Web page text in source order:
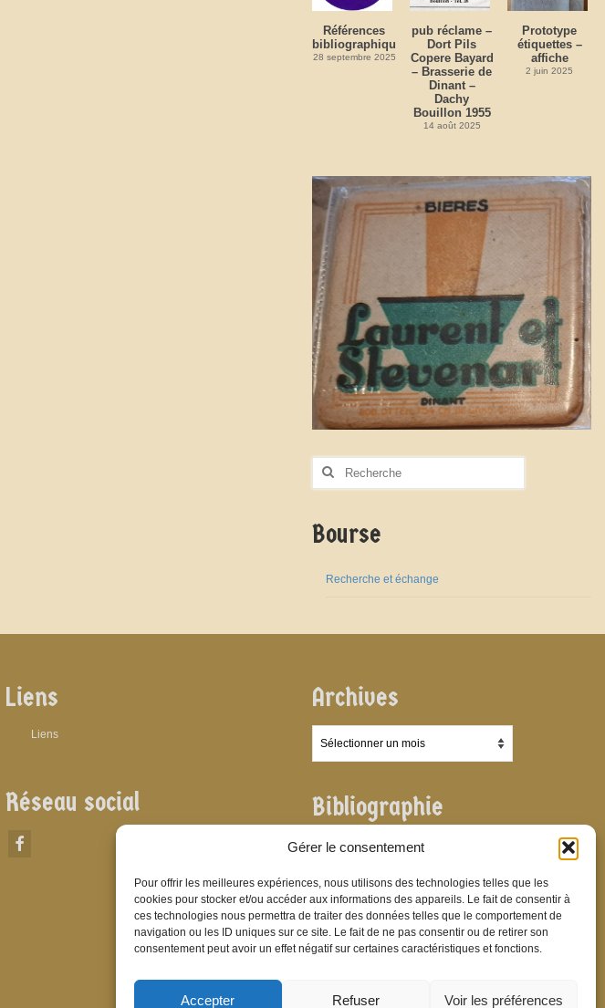
Gérer le consentement
Pour offrir les meilleures expériences, nous utilisons des technologies telles que les
cookies pour stocker et/ou accéder aux informations des appareils. Le fait de consentir à
ces technologies nous permettra de traiter des données telles que le comportement de
navigation ou les ID uniques sur ce site. Le fait de ne pas consentir ou de retirer son
consentement peut avoir un effet négatif sur certaines caractéristiques et fonctions.
Accepter Refuser Voir les préférences
Références
bibliographiques
28 septembre 2025
pub réclame –
Dort Pils
Copere Bayard
– Brasserie de
Dinant –
Dachy
Bouillon 1955
14 août 2025
Prototype
étiquettes –
affiche
2 juin 2025
Rechercher
Bourse
Recherche et échange
Liens
Liens
Réseau social
Archives
Bibliographie
Bibliographie